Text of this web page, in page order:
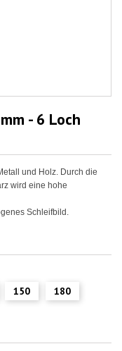
- 6 Loch
und Holz. Durch die
wird eine hohe
Schleifbild.
150
180